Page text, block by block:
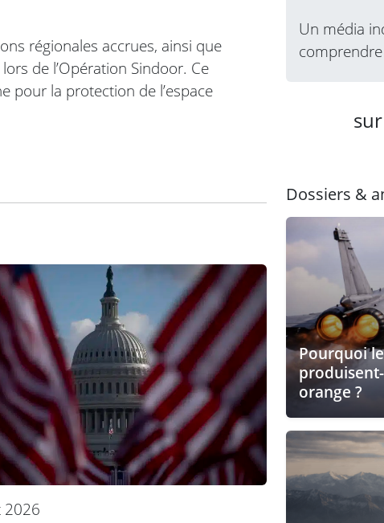
régionales accrues, ainsi que
de l’Opération Sindoor. Ce
pour la protection de l’espace
2026
Un média
Dossiers &
Pourquoi
orange ?